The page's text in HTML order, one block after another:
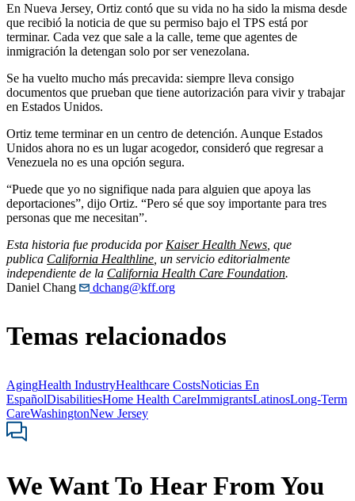
En Nueva Jersey, Ortiz contó que su vida no ha sido la misma desde
que recibió la noticia de que su permiso bajo el TPS está por
terminar. Cada vez que sale a la calle, teme que agentes de
inmigración la detengan solo por ser venezolana.
Se ha vuelto mucho más precavida: siempre lleva consigo
documentos que prueban que tiene autorización para vivir y trabajar
en Estados Unidos.
Ortiz teme terminar en un centro de detención. Aunque Estados
Unidos ahora no es un lugar acogedor, consideró que regresar a
Venezuela no es una opción segura.
“Puede que yo no signifique nada para alguien que apoya las
deportaciones”, dijo Ortiz. “Pero sé que soy importante para tres
personas que me necesitan”.
Esta historia fue producida por Kaiser Health News , que
publica California Healthline , un servicio editorialmente
independiente de la California Health Care Foundation.
Daniel Chang
dchang@kff.org
Temas relacionados
AgingHealth IndustryHealthcare CostsNoticias En
EspañolDisabilitiesHome Health CareImmigrantsLatinosLong-Term
CareWashingtonNew Jersey
We Want To Hear From You